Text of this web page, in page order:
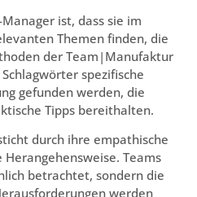
ist, dass sie im
Themen finden, die
der Team|Manufaktur
spezifische
gefunden werden, die
Tipps bereithalten.
durch ihre empathische
Teams
betrachtet, sondern die
werden